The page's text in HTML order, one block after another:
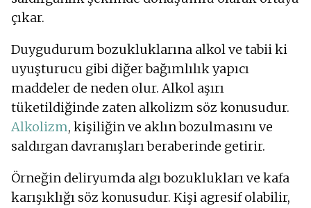
çıkar.
Duygudurum bozukluklarına alkol ve tabii ki
uyuşturucu gibi diğer bağımlılık yapıcı
maddeler de neden olur. Alkol aşırı
tüketildiğinde zaten alkolizm söz konusudur.
Alkolizm, kişiliğin ve aklın bozulmasını ve
saldırgan davranışları beraberinde getirir.
Örneğin deliryumda algı bozuklukları ve kafa
karışıklığı söz konusudur. Kişi agresif olabilir,